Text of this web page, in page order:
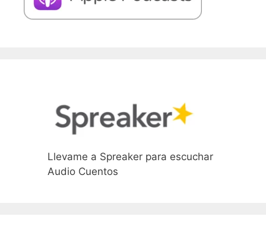
Llevame a Spreaker para escuchar
Audio Cuentos